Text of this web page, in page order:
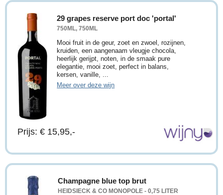
29 grapes reserve port doc 'portal'
750ML, 750ML
Mooi fruit in de geur, zoet en zwoel, rozijnen,
kruiden, een aangenaam vleugje chocola,
heerlijk gerijpt, noten, in de smaak pure
elegantie, mooi zoet, perfect in balans,
kersen, vanille, ...
Meer over deze wijn
Prijs: € 15,95,-
Champagne blue top brut
HEIDSIECK & CO MONOPOLE - 0,75 LITER